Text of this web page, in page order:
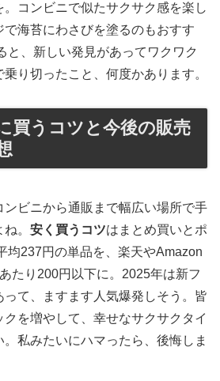
。コンビニで似たサクサク感を楽し
海苔にわさびを塗るのもおすす
と、新しい発見があってワクワク
り切ったこと、何度かあります。
買うコツと今後の販売
ビニから通販まで幅広い場所で手
。 安く買うコツはまとめ買いとポ
均237円の単品を、楽天やAmazon
たり200円以下に。2025年は新フ
って、ますます人気爆発しそう。皆
を増やして、幸せなサクサクタイ
私みたいにハマったら、後悔しま